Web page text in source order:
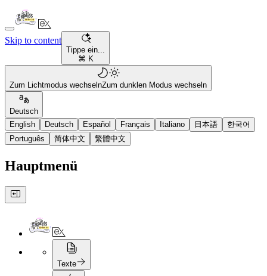
Skip to content
Tippe ein...
⌘ K
Zum Lichtmodus wechselnZum dunklen Modus wechseln
Deutsch
English
Deutsch Español Français Italiano 日本語
한국어
Português
简体中文 繁體中文
Hauptmenü
Texte